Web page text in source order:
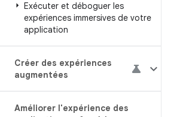
Exécuter et déboguer les
expériences immersives de votre
application
Créer des expériences
augmentées
Améliorer l'expérience des